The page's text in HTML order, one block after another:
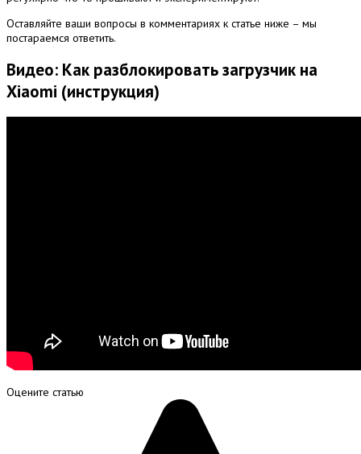
Оставляйте ваши вопросы в комментариях к статье ниже – мы
постараемся ответить.
Видео: Как разблокировать загрузчик на
Xiaomi (инструкция)
Оцените статью